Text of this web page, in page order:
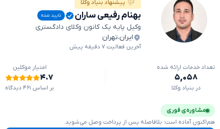
پیشنهاد بنیاد وکلا
بهنام رفیعی ساران تایید شده
وکیل پایه یک کانون وکلای دادگستری
ایران،تهران
آخرین فعالیت ۷ دقیقه پیش
تعداد خدمات ارائه شده
۵,۰۵۸
در بنیاد وکلا
امتیاز موکلین
۴.۷
بر اساس ۴۶۱ دیدگاه
مشاوره‌ی فوری
هم‌اکنون آماده است؛ بلافاصله پس از پرداخت وصل می‌شوید.